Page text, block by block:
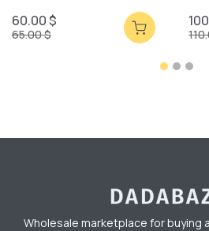
60.00 $
65.00 $
Wholesale marketplace for buying